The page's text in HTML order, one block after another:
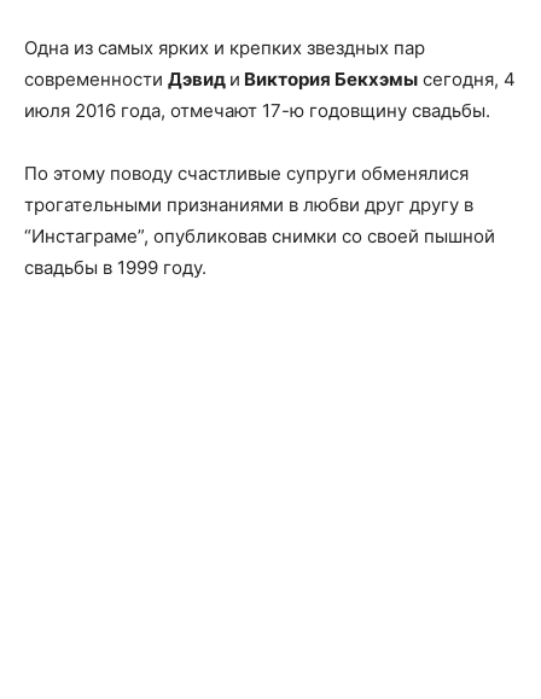
Одна из самых ярких и крепких звездных пар
современности Дэвид и Виктория Бекхэмы сегодня, 4
июля 2016 года, отмечают 17-ю годовщину свадьбы.
По этому поводу счастливые супруги обменялися
трогательными признаниями в любви друг другу в
“Инстаграме”, опубликовав снимки со своей пышной
свадьбы в 1999 году.